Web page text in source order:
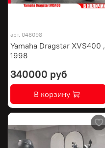
арт. 048098
Yamaha Dragstar XVS400 ,
1998
340000 руб
В корзину